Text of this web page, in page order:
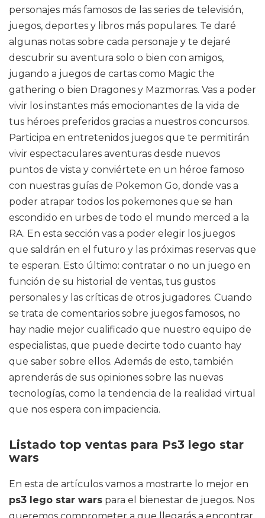
personajes más famosos de las series de televisión,
juegos, deportes y libros más populares. Te daré
algunas notas sobre cada personaje y te dejaré
descubrir su aventura solo o bien con amigos,
jugando a juegos de cartas como Magic the
gathering o bien Dragones y Mazmorras. Vas a poder
vivir los instantes más emocionantes de la vida de
tus héroes preferidos gracias a nuestros concursos.
Participa en entretenidos juegos que te permitirán
vivir espectaculares aventuras desde nuevos
puntos de vista y conviértete en un héroe famoso
con nuestras guías de Pokemon Go, donde vas a
poder atrapar todos los pokemones que se han
escondido en urbes de todo el mundo merced a la
RA. En esta sección vas a poder elegir los juegos
que saldrán en el futuro y las próximas reservas que
te esperan. Esto último: contratar o no un juego en
función de su historial de ventas, tus gustos
personales y las críticas de otros jugadores. Cuando
se trata de comentarios sobre juegos famosos, no
hay nadie mejor cualificado que nuestro equipo de
especialistas, que puede decirte todo cuanto hay
que saber sobre ellos. Además de esto, también
aprenderás de sus opiniones sobre las nuevas
tecnologías, como la tendencia de la realidad virtual
que nos espera con impaciencia.
Listado top ventas para Ps3 lego star
wars
En esta de artículos vamos a mostrarte lo mejor en
ps3 lego star wars para el bienestar de juegos. Nos